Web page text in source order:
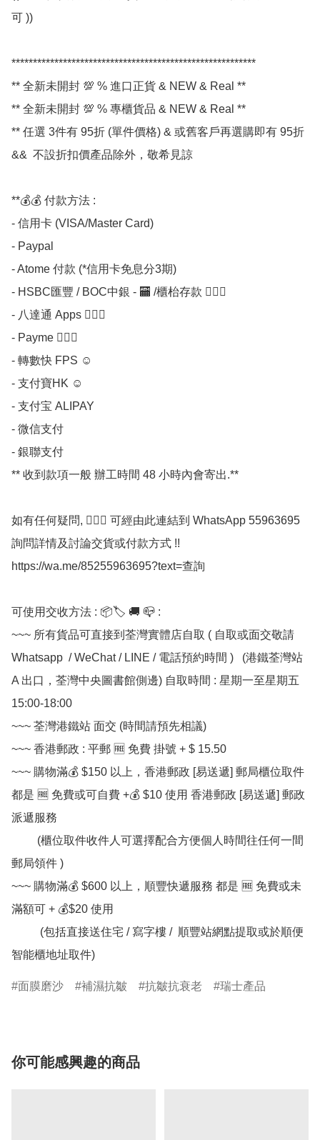
可 ))
*********************************************************
** 全新未開封 💯 % 進口正貨 & NEW & Real **
** 全新未開封 💯 % 專櫃貨品 & NEW & Real **
** 任選 3件有 95折 (單件價格) & 或舊客戶再選購即有 95折
&&  不設折扣價產品除外，敬希見諒
**💰💰 付款方法 :
- 信用卡 (VISA/Master Card)
- Paypal
- Atome 付款 (*信用卡免息分3期)
- HSBC匯豐 / BOC中銀 - 🏧 /櫃枱存款 💁🏼‍♀
- 八達通 Apps 💁🏼‍♀
- Payme 💁🏼‍♀
- 轉數快 FPS ☺
- 支付寶HK ☺
- 支付宝 ALIPAY
- 微信支付
- 銀聯支付
** 收到款項一般 辦工時間 48 小時內會寄出.**
如有任何疑問, 💁🏼‍♀ 可經由此連結到 WhatsApp 55963695
詢問詳情及討論交貨或付款方式 !!
https://wa.me/85255963695?text=查詢
可使用交收方法 : 📦🏷 🚚 📪 :
~~~ 所有貨品可直接到荃灣實體店自取 ( 自取或面交敬請
Whatsapp  / WeChat / LINE / 電話預約時間 )   (港鐵荃灣站
A 出口，荃灣中央圖書館側邊) 自取時間 : 星期一至星期五
15:00-18:00
~~~ 荃灣港鐵站 面交 (時間請預先相議)
~~~ 香港郵政 : 平郵 🆓 免費 掛號 + $ 15.50
~~~ 購物滿💰 $150 以上，香港郵政 [易送遞] 郵局櫃位取件
都是 🆓 免費或可自費 +💰 $10 使用 香港郵政 [易送遞] 郵政
派遞服務
郵局領件 )
~~~ 購物滿💰 $600 以上，順豐快遞服務 都是 🆓 免費或未
滿額可 + 💰$20 使用
智能櫃地址取件)
面膜磨沙 補濕抗皺 抗皺抗衰老 瑞士產品
你可能感興趣的商品